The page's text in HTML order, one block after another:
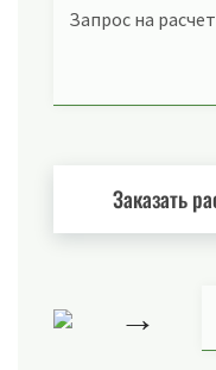
Запрос на расчет
→